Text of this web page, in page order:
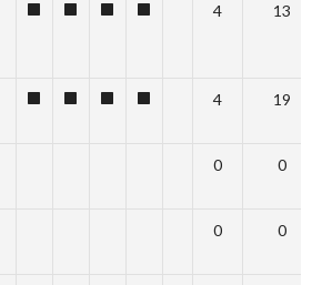
4 13
4 19
0 0
0 0